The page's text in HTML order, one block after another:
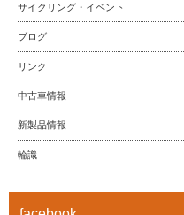
サイクリング・イベント
ブログ
リンク
中古車情報
新製品情報
輪識